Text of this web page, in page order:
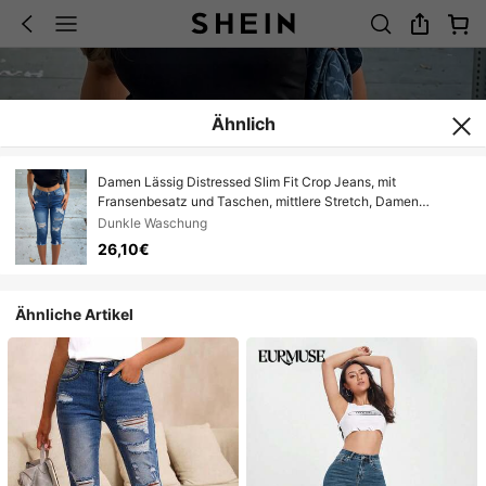
Ähnlich
Damen Lässig Distressed Slim Fit Crop Jeans, mit
Fransenbesatz und Taschen, mittlere Stretch, Damen
Herbstbekleidung
Dunkle Waschung
26,10€
Ähnliche Artikel